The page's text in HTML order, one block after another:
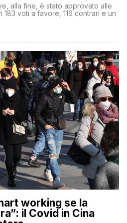
alla fine, è stato approvato alle
183 voti a favore, 116 contrari e un
working se la
il Covid in Cina